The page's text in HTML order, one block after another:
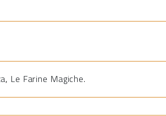
, Le Farine Magiche.